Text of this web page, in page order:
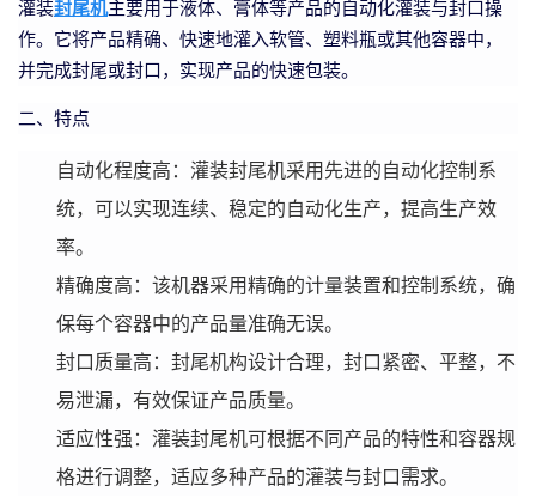
灌装封尾机主要用于液体、膏体等产品的自动化灌装与封口操
作。它将产品精确、快速地灌入软管、塑料瓶或其他容器中，
并完成封尾或封口，实现产品的快速包装。
二、特点
自动化程度高：灌装封尾机采用先进的自动化控制系
统，可以实现连续、稳定的自动化生产，提高生产效
率。
精确度高：该机器采用精确的计量装置和控制系统，确
保每个容器中的产品量准确无误。
封口质量高：封尾机构设计合理，封口紧密、平整，不
易泄漏，有效保证产品质量。
适应性强：灌装封尾机可根据不同产品的特性和容器规
格进行调整，适应多种产品的灌装与封口需求。